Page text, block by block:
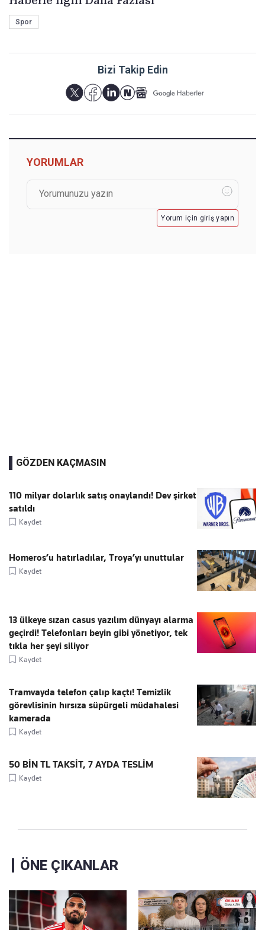
Spor
Bizi Takip Edin
YORUMLAR
Yorum için giriş yapın
GÖZDEN KAÇMASIN
110 milyar dolarlık satış onaylandı! Dev şirket
satıldı
Kaydet
Homeros’u hatırladılar, Troya’yı unuttular
Kaydet
13 ülkeye sızan casus yazılım dünyayı alarma
geçirdi! Telefonları beyin gibi yönetiyor, tek
tıkla her şeyi siliyor
Kaydet
Tramvayda telefon çalıp kaçtı! Temizlik
görevlisinin hırsıza süpürgeli müdahalesi
kamerada
Kaydet
50 BİN TL TAKSİT, 7 AYDA TESLİM
Kaydet
ÖNE ÇIKANLAR